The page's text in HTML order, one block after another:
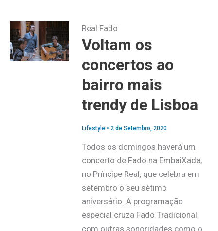
Real Fado
Voltam os
concertos ao
bairro mais
trendy de Lisboa
Lifestyle• 2 de Setembro, 2020
Todos os domingos haverá um
concerto de Fado na EmbaiXada,
no Príncipe Real, que celebra em
setembro o seu sétimo
aniversário. A programação
especial cruza Fado Tradicional
com outras sonoridades como o